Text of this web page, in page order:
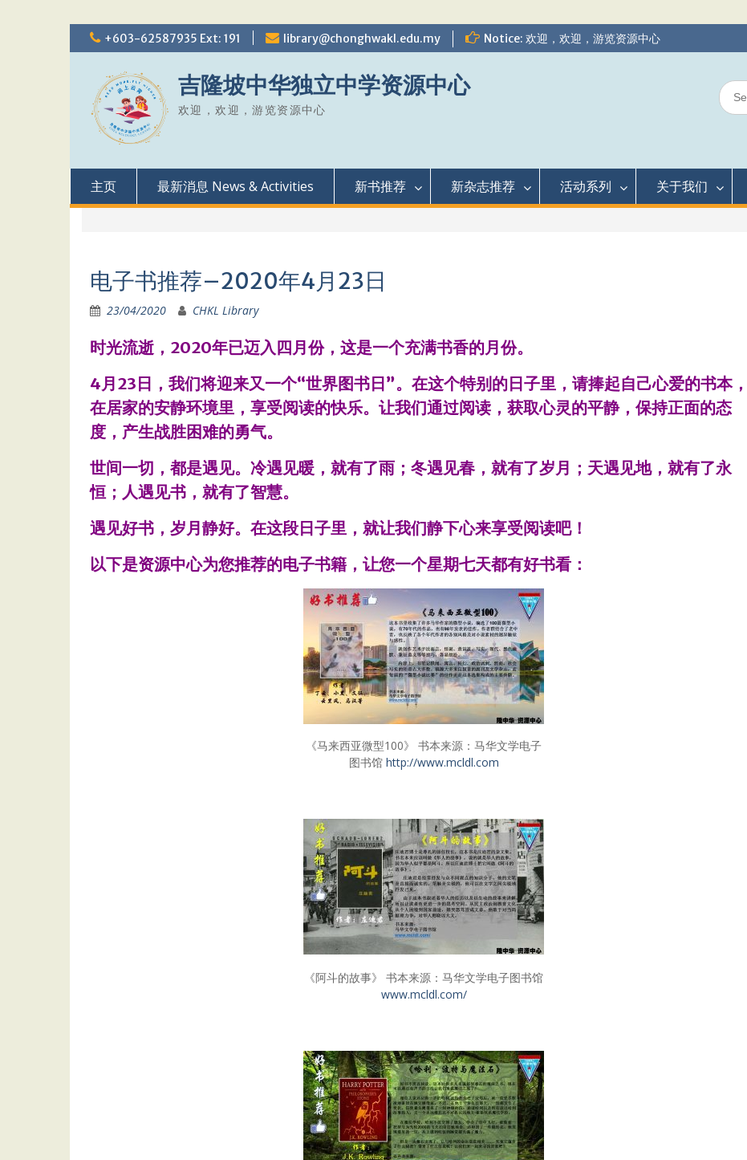
Skip
to
+603-62587935 Ext: 191 library@chonghwakl.edu.my Notice: 欢迎，欢迎，游览资源中心
吉隆坡中华独立中学资源中心
欢迎，欢迎，游览资源中心
Search
for:
主页 最新消息 News & Activities 新书推荐 新杂志推荐 活动系列 关于我们
电子书推荐–2020年4月23日
23/04/2020 CHKL Library
时光流逝，2020年已迈入四月份，这是一个充满书香的月份。
4月23日，我们将迎来又一个“世界图书日”。在这个特别的日子里，请捧起自己心爱的书本，
在居家的安静环境里，享受阅读的快乐。让我们通过阅读，获取心灵的平静，保持正面的态
度，产生战胜困难的勇气。
世间一切，都是遇见。冷遇见暖，就有了雨；冬遇见春，就有了岁月；天遇见地，就有了永
恒；人遇见书，就有了智慧。
遇见好书，岁月静好。在这段日子里，就让我们静下心来享受阅读吧！
以下是资源中心为您推荐的电子书籍，让您一个星期七天都有好书看：
《马来西亚微型100》 书本来源：马华文学电子
图书馆 http://www.mcldl.com
《阿斗的故事》 书本来源：马华文学电子图书馆
www.mcldl.com/